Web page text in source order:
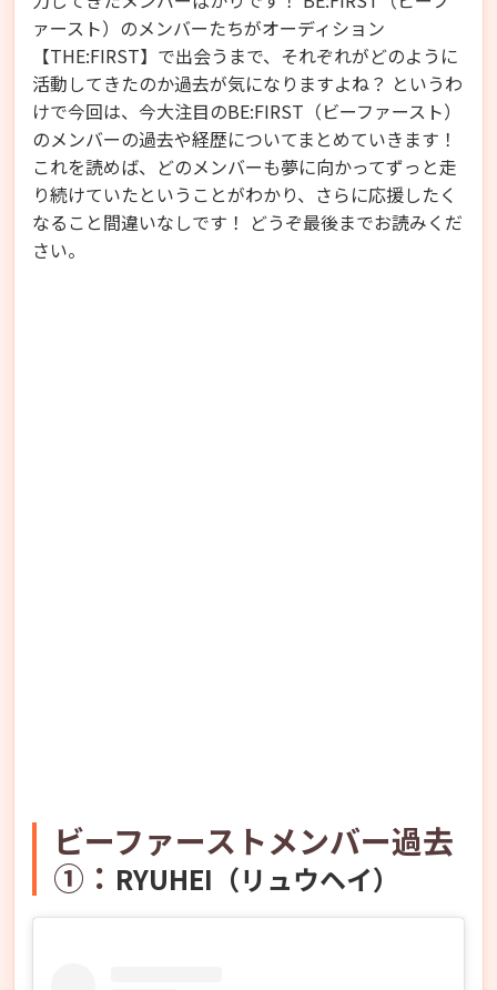
ァースト）のメンバーたちがオーディション
【THE:FIRST】で出会うまで、それぞれがどのように
活動してきたのか過去が気になりますよね？ というわ
けで今回は、今大注目のBE:FIRST（ビーファースト）
のメンバーの過去や経歴についてまとめていきます！
これを読めば、どのメンバーも夢に向かってずっと走
り続けていたということがわかり、さらに応援したく
なること間違いなしです！ どうぞ最後までお読みくだ
さい。
ビーファーストメンバー過去
①： RYUHEI（リュウヘイ）